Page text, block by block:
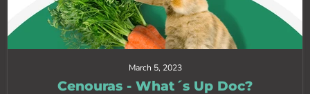
March 5, 2023
Cenouras - What´s Up Doc?